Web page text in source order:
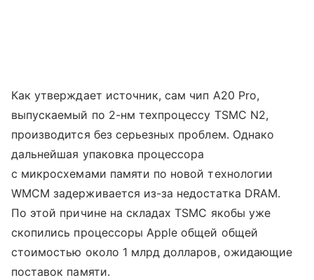
Как утверждает источник, сам чип A20 Pro,
выпускаемый по 2-нм техпроцессу TSMC N2,
производится без серьезных проблем. Однако
дальнейшая упаковка процессора
с микросхемами памяти по новой технологии
WMCM задерживается из-за недостатка DRAM.
По этой причине на складах TSMC якобы уже
скопились процессоры Apple общей общей
стоимостью около 1 млрд долларов, ожидающие
поставок памяти.